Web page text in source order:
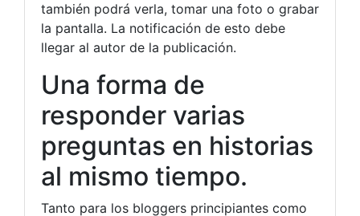
también podrá verla, tomar una foto o grabar
la pantalla. La notificación de esto debe
llegar al autor de la publicación.
Una forma de
responder varias
preguntas en historias
al mismo tiempo.
Tanto para los bloggers principiantes como